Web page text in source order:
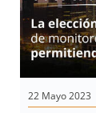
22 Mayo 2023